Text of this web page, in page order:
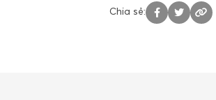
Chia sẻ: